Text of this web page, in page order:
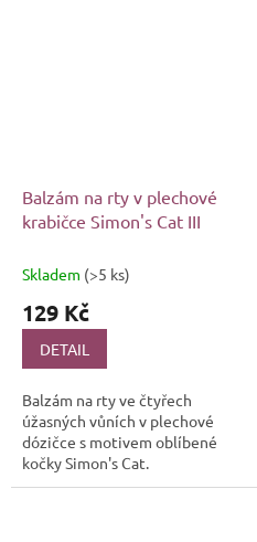
Balzám na rty v plechové
krabičce Simon's Cat III
Skladem (>5 ks)
129 Kč
DETAIL
Balzám na rty ve čtyřech
úžasných vůních v plechové
dózičce s motivem oblíbené
kočky Simon's Cat.